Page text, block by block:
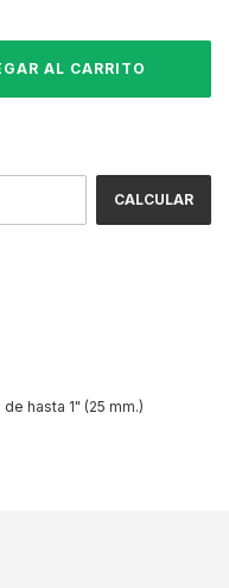
CALCULAR
hasta 1" (25 mm.)